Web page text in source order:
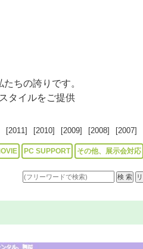
ちの誇りです。
タイルをご提供
[2011] [2010] [2009] [2008] [2007]
PC SUPPORT その他、展示会対応